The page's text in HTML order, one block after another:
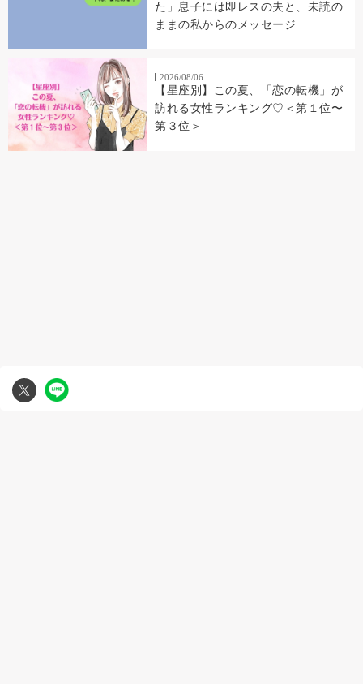
た」息子には即レスの夫と、未読の
ままの私からのメッセージ
2026/08/06
【星座別】この夏、「恋の転機」が
訪れる女性ランキング♡＜第１位〜
第３位＞